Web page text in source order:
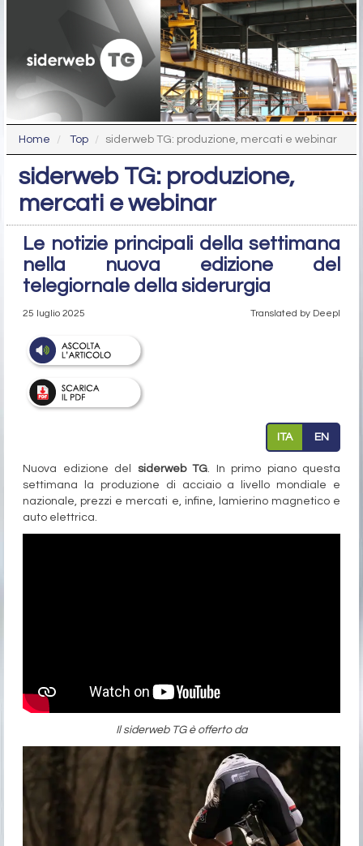
Home Top siderweb TG: produzione, mercati e webinar
siderweb TG: produzione,
mercati e webinar
Le notizie principali della settimana
nella nuova edizione del
telegiornale della siderurgia
25 luglio 2025 Translated by Deepl
ITA EN
Nuova edizione del siderweb TG. In primo piano questa
settimana la produzione di acciaio a livello mondiale e
nazionale, prezzi e mercati e, infine, lamierino magnetico e
auto elettrica.
Il siderweb TG è offerto da